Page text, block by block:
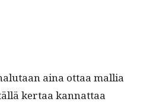
aina ottaa mallia
ker­taa kan­nat­taa